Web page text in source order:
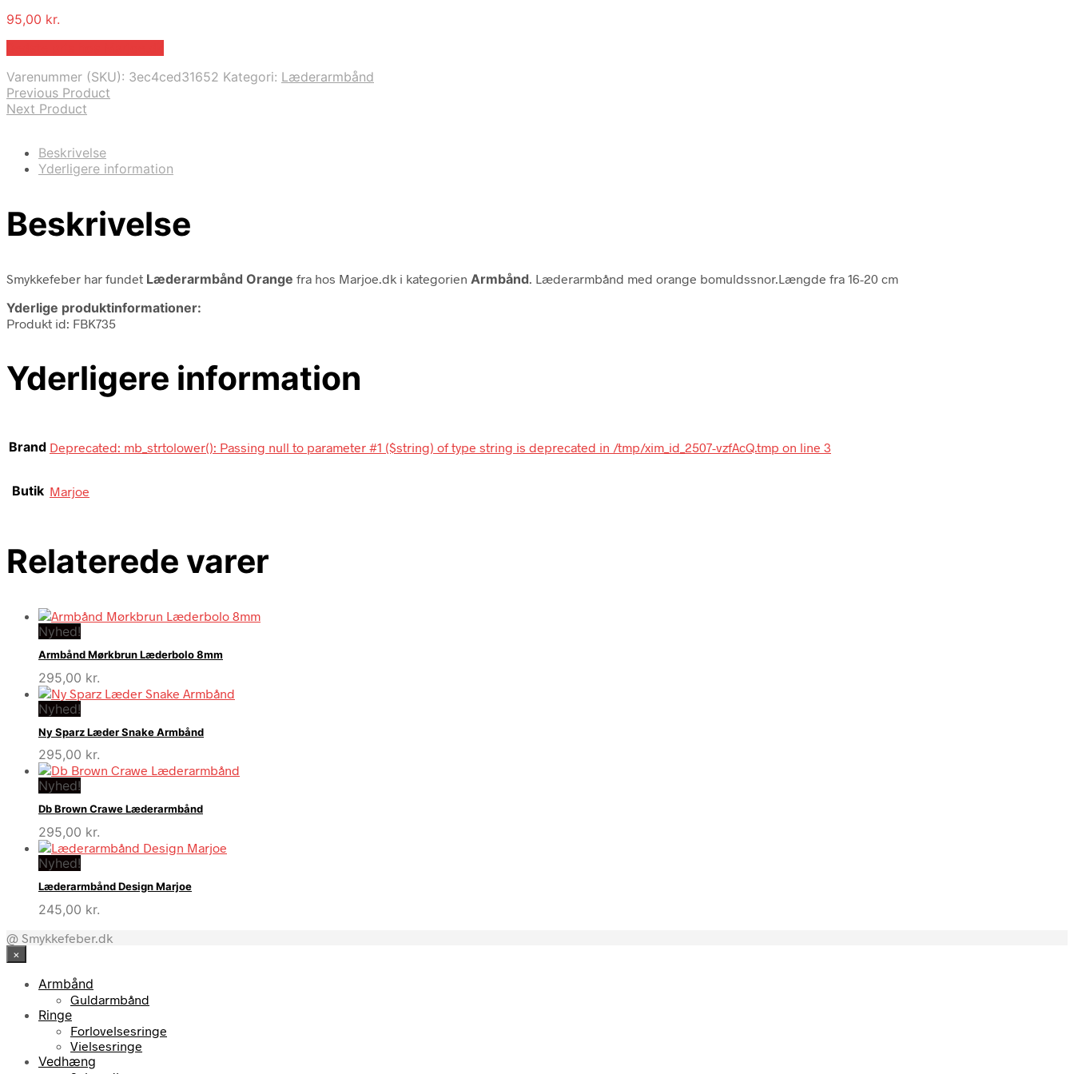
95,00 kr.
Varenummer (SKU): 3ec4ced31652 Kategori: Læderarmbånd
Previous Product
Next Product
Beskrivelse
Yderligere information
Beskrivelse
Smykkefeber har fundet Læderarmbånd Orange fra hos Marjoe.dk i kategorien Armbånd . Læderarmbånd med orange bomuldssnor.Længde fra 16-20 cm
Yderlige produktinformationer:
Produkt id: FBK735
Yderligere information
Brand Deprecated: mb_strtolower(): Passing null to parameter #1 ($string) of type string is deprecated in /tmp/xim_id_2507-vzfAcQ.tmp on line 3
Butik Marjoe
Relaterede varer
Nyhed!
Armbånd Mørkbrun Læderbolo 8mm
295,00 kr.
Nyhed!
Ny Sparz Læder Snake Armbånd
295,00 kr.
Nyhed!
Db Brown Crawe Læderarmbånd
295,00 kr.
Nyhed!
Læderarmbånd Design Marjoe
245,00 kr.
@ Smykkefeber.dk
×
Armbånd
Guldarmbånd
Ringe
Forlovelsesringe
Vielsesringe
Vedhæng